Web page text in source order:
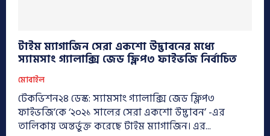
টাইম ম্যাগাজিন সেরা একশো উদ্ভাবনের মধ্যে
স্যামসাং গ্যালাক্সি জেড ফ্লিপ৩ ফাইভজি নির্বাচিত
মোবাইল
টেকভিশন২৪ ডেস্ক: স্যামসাং গ্যালাক্সি জেড ফ্লিপ৩
ফাইভজি’কে ‘২০২১ সালের সেরা একশো উদ্ভাবন’ -এর
তালিকায় অন্তর্ভুক্ত করেছে টাইম ম্যাগাজিন। এর...